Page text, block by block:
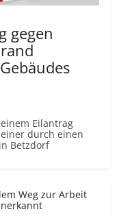
gegen
Eilantrag
durch einen
Betzdorf
Weg zur Arbeit